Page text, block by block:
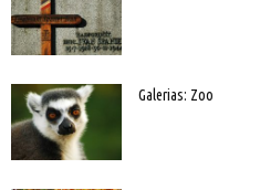
Galerias: Zoo